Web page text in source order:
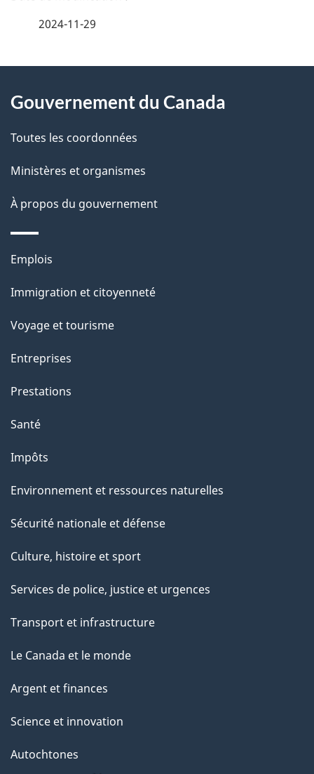
i
l
s
d
e
l
a
p
a
g
e
2024-11-29
propos
de
ce
site
Gouvernement du Canada
Toutes les coordonnées
Ministères et organismes
À propos du gouvernement
Thèmes
sujets
Emplois
Immigration et citoyenneté
Voyage et tourisme
Entreprises
Prestations
Santé
Impôts
Environnement et ressources naturelles
Sécurité nationale et défense
Culture, histoire et sport
Services de police, justice et urgences
Transport et infrastructure
Le Canada et le monde
Argent et finances
Science et innovation
Autochtones